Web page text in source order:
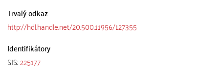
Trvalý odkaz
http://hdl.handle.net/20.500.11956/127355
Identifikátory
SIS:225177